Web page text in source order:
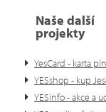
Naše další
projekty
YesCard - karta
YESshop - kup
YESinfo - akce a